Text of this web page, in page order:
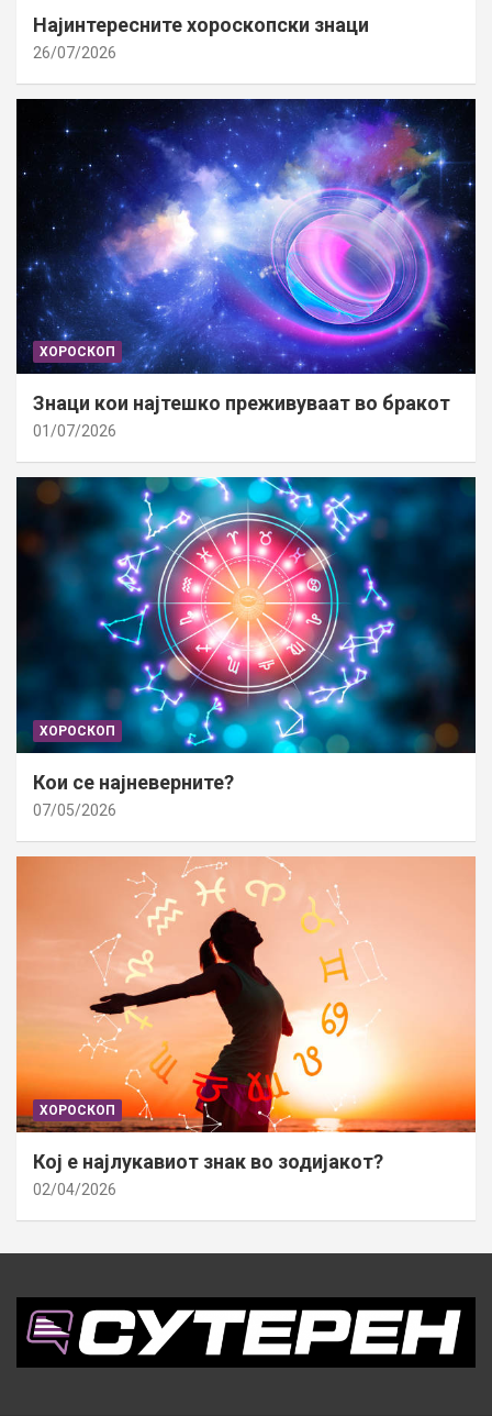
Најинтересните хороскопски знаци
26/07/2026
ХОРОСКОП
Знаци кои најтешко преживуваат во бракот
01/07/2026
ХОРОСКОП
Кои се најневерните?
07/05/2026
ХОРОСКОП
Кој е најлукавиот знак во зодијакот?
02/04/2026